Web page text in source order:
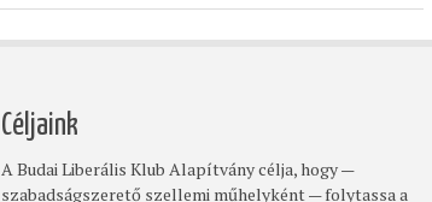
Céljaink
A Budai Liberális Klub Alapítvány célja, hogy —
szabadságszerető szellemi műhelyként — folytassa a